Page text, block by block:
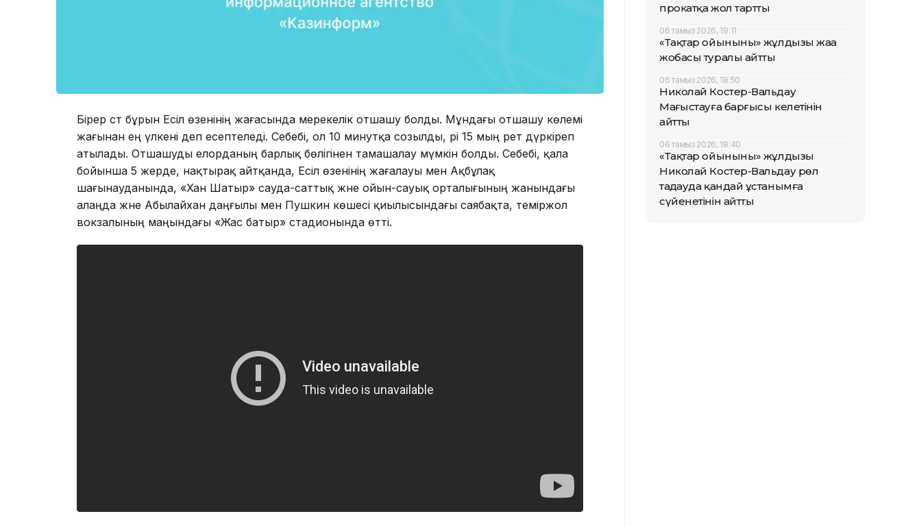
Бірер сәт бұрын Есіл өзенінің жағасында мерекелік отшашу болды. Мұндағы отшашу көлемі
жағынан ең үлкені деп есептеледі. Себебі, ол 10 минутқа созылды, әрі 15 мың рет дүркіреп
атылады. Отшашуды елорданың барлық бөлігінен тамашалау мүмкін болды. Себебі, қала
бойынша 5 жерде, нақтырақ айтқанда, Есіл өзенінің жағалауы мен Ақбұлақ
шағынауданында, «Хан Шатыр» сауда-саттық және ойын-сауық орталығының жанындағы
алаңда және Абылайхан даңғылы мен Пушкин көшесі қиылысындағы саябақта, теміржол
вокзалының маңындағы «Жас батыр» стадионында өтті.
прокатқа жол тартты
06 тамыз 2026, 19:11
«Тақтар ойынының» жұлдызы жаңа
жобасы туралы айтты
06 тамыз 2026, 18:50
Николай Костер-Вальдау
Маңғыстауға барғысы келетінін
айтты
06 тамыз 2026, 18:40
«Тақтар ойынының» жұлдызы
Николай Костер-Вальдау рөл
таңдауда қандай ұстанымға
сүйенетінін айтты